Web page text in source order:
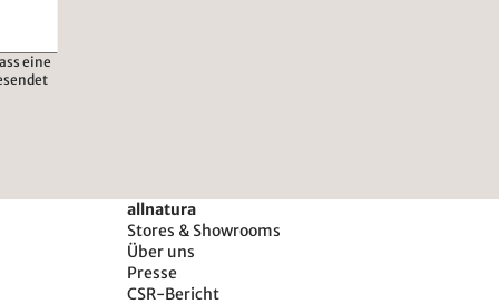
eine
allnatura
Stores & Showrooms
Über uns
Presse
CSR-Bericht